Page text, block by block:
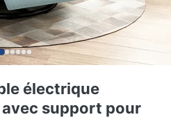
électrique
support pour